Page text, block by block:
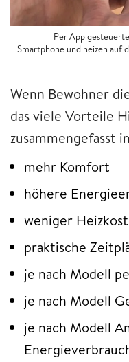
Per App
Smartphone und heizen auf
Wenn Bewohner
das viele Vorteile
zusammengefasst
mehr Komfort
höhere
weniger
praktische
je nach Modell
je nach Modell
je nach Modell